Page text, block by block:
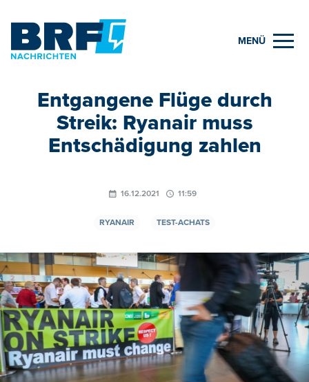
MENÜ
Entgangene Flüge durch
Streik: Ryanair muss
Entschädigung zahlen
16.12.2021 11:59
RYANAIR TEST-ACHATS